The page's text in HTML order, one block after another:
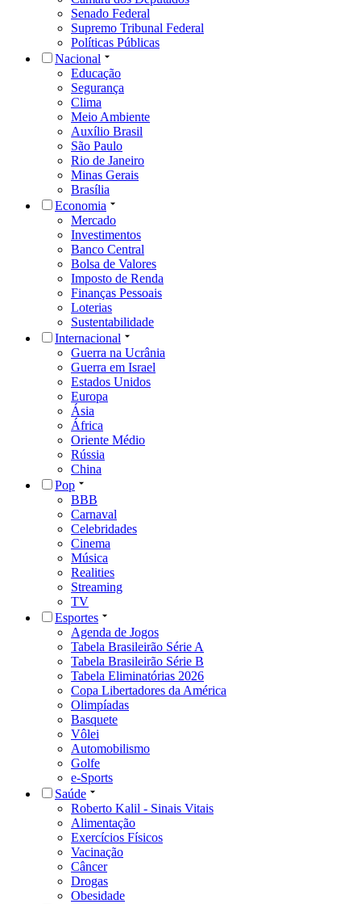
Senado Federal
Supremo Tribunal Federal
Políticas Públicas
Nacional
Educação
Segurança
Clima
Meio Ambiente
Auxílio Brasil
São Paulo
Rio de Janeiro
Minas Gerais
Brasília
Economia
Mercado
Investimentos
Banco Central
Bolsa de Valores
Imposto de Renda
Finanças Pessoais
Loterias
Sustentabilidade
Internacional
Guerra na Ucrânia
Guerra em Israel
Estados Unidos
Europa
Ásia
África
Oriente Médio
Rússia
China
Pop
BBB
Carnaval
Celebridades
Cinema
Música
Realities
Streaming
TV
Esportes
Agenda de Jogos
Tabela Brasileirão Série A
Tabela Brasileirão Série B
Tabela Eliminatórias 2026
Copa Libertadores da América
Olimpíadas
Basquete
Vôlei
Automobilismo
Golfe
e-Sports
Saúde
Roberto Kalil - Sinais Vitais
Alimentação
Exercícios Físicos
Vacinação
Câncer
Drogas
Obesidade